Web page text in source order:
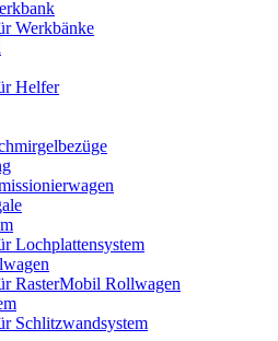
Werkbänke
Helfer
Lochplattensystem
RasterMobil Rollwagen
Schlitzwandsystem